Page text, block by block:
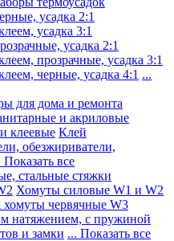
усадка 2:1
усадка 3:1
усадка 2:1
прозрачные, усадка 3:1
черные, усадка 4:1 ...
для дома и ремонта
и акриловые
клеевые Клей
обезжириватели,
Показать все
стальные стяжки
Хомуты силовые W1 и W2
червячные W3
натяжением, с пружиной
и замки ... Показать все